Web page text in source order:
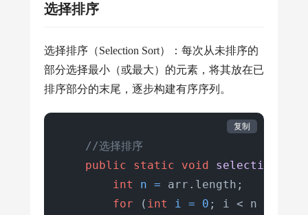
选择排序
选择排序（Selection Sort）：每次从未排序的
部分选择最小（或最大）的元素，将其放在已
排序部分的末尾，逐步构建有序序列。
//选择排序
public
static void selectionSort
int
n = arr.length;
for ( int i = 0 ; i < n -
复制